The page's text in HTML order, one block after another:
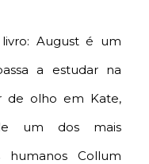
August é um
a estudar na
de olho em Kate,
um dos mais
humanos Collum